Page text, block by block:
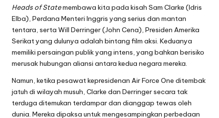
Heads of Statemembawa kita pada kisah Sam Clarke (Idris
Elba), Perdana Menteri Inggris yang serius dan mantan
tentara, serta Will Derringer (John Cena), Presiden Amerika
Serikat yang dulunya adalah bintang film aksi. Keduanya
memiliki persaingan publik yang intens, yang bahkan berisiko
merusak hubungan aliansi antara kedua negara mereka.
Namun, ketika pesawat kepresidenan Air Force One ditembak
jatuh di wilayah musuh, Clarke dan Derringer secara tak
terduga ditemukan terdampar dan dianggap tewas oleh
dunia. Mereka dipaksa untuk mengesampingkan perbedaan